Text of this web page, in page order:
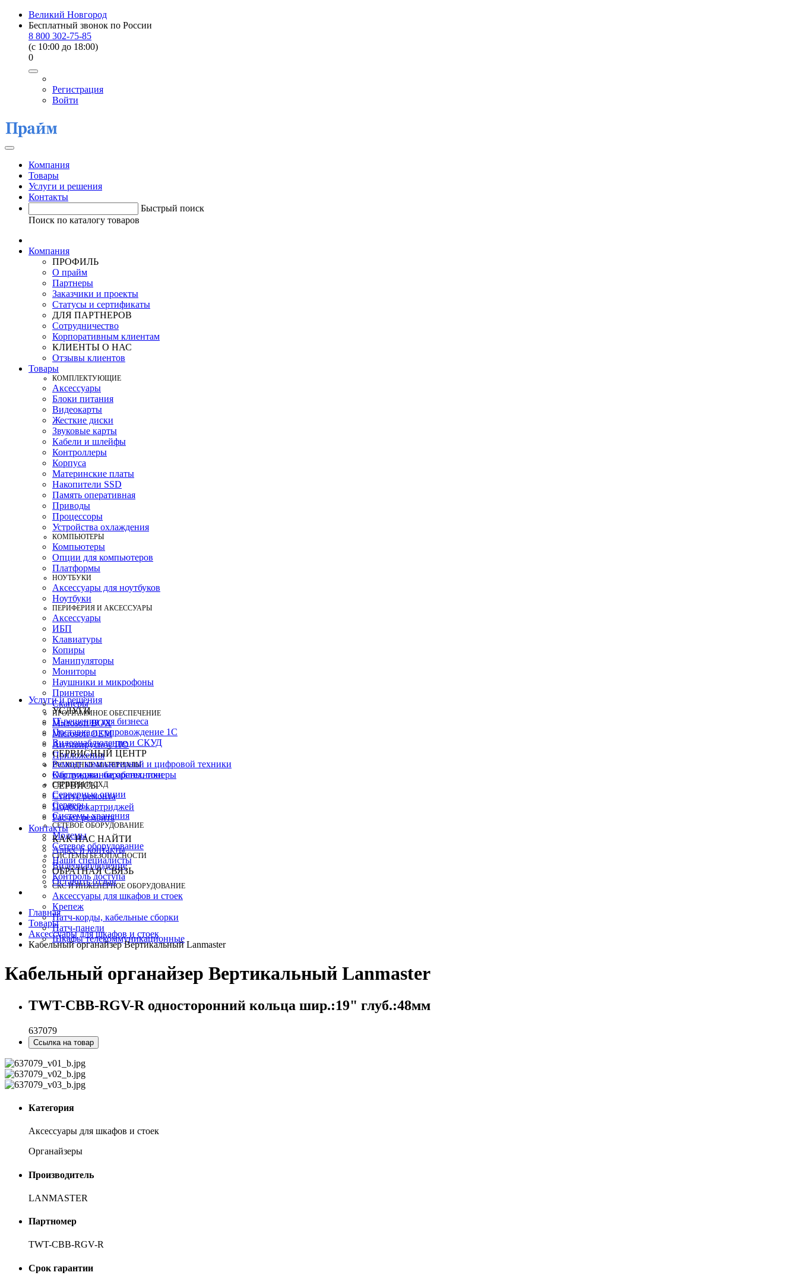
Великий Новгород
Бесплатный звонок по России
8 800 302-75-85
(c 10:00 до 18:00)
0
Регистрация
Войти
Компания
Товары
Услуги и решения
Контакты
Быстрый поиск
Поиск по каталогу товаров
Компания
ПРОФИЛЬ
О прайм
Партнеры
Заказчики и проекты
Статусы и сертификаты
ДЛЯ ПАРТНЕРОВ
Сотрудничество
Корпоративным клиентам
КЛИЕНТЫ О НАС
Отзывы клиентов
Товары
КOМПЛЕКТУЮЩИЕ
Аксессуары
Блоки питания
Видеокарты
Жесткие диски
Звуковые карты
Кабели и шлейфы
Контроллеры
Корпуса
Материнские платы
Накопители SSD
Память оперативная
Приводы
Процессоры
Устройства охлаждения
КОМПЬЮТЕРЫ
Компьютеры
Опции для компьютеров
Платформы
НОУТБУКИ
Аксессуары для ноутбуков
Ноутбуки
ПЕРИФЕРИЯ И АКСЕССУАРЫ
Аксессуары
ИБП
Клавиатуры
Копиры
Манипуляторы
Мониторы
Наушники и микрофоны
Принтеры
Сканеры
ПРОГРАММНОЕ ОБЕСПЕЧЕНИЕ
Microsoft BOX
Microsoft OEM
Антивирусное ПО
Приложения
РАСХОДНЫЕ МАТЕРИАЛЫ
Картриджи, барабаны, тонеры
СЕРВЕРЫ И СХД
Серверные опции
Серверы
Системы хранения
СЕТЕВОЕ ОБОРУДОВАНИЕ
Модемы
Сетевое оборудование
СИСТЕМЫ БЕЗОПАСНОСТИ
Видеонаблюдение
Контроль доступа
СКС И ИНЖЕНЕРНОЕ ОБОРУДОВАНИЕ
Аксессуары для шкафов и стоек
Крепеж
Патч-корды, кабельные сборки
Патч-панели
Шкафы телекоммуникационные
Услуги и решения
УСЛУГИ
IT-решения для бизнеса
Поставка и сопровождение 1C
Видеонаблюдение и СКУД
СЕРВИСНЫЙ ЦЕНТР
Ремонт компьютерной и цифровой техники
Обслуживание оргтехники
СЕРВИСЫ
Статус ремонта
Подбор картриджей
Расчет ремонта
Контакты
КАК НАС НАЙТИ
Адрес и контакты
Наши специалисты
ОБРАТНАЯ СВЯЗЬ
Оставить отзыв
Главная
Товары
Аксессуары для шкафов и стоек
Кабельный органайзер Вертикальный Lanmaster
Кабельный органайзер Вертикальный Lanmaster
TWT-CBB-RGV-R односторонний кольца шир.:19" глуб.:48мм
637079
Ссылка на товар
Категория
Аксессуары для шкафов и стоек
Органайзеры
Производитель
LANMASTER
Партномер
TWT-CBB-RGV-R
Срок гарантии